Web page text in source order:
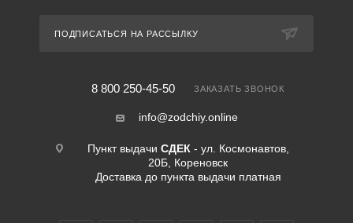
ПОДПИСАТЬСЯ НА РАССЫЛКУ
8 800 250-45-50 ЗАКАЗАТЬ ЗВОНОК
info@zodchiy.online
Пункт выдачи СДЕК - ул. Космонавтов,
20Б, Кореновск
Доставка до пункта выдачи платная